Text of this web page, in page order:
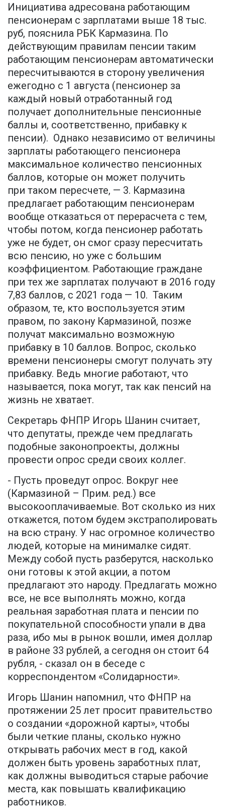
Инициатива адресована работающим
пенсионерам с зарплатами выше 18 тыс.
руб, пояснила РБК Кармазина. По
действующим правилам пенсии таким
работающим пенсионерам автоматически
пересчитываются в сторону увеличения
ежегодно с 1 августа (пенсионер за
каждый новый отработанный год
получает дополнительные пенсионные
баллы и, соответственно, прибавку к
пенсии). Однако независимо от величины
зарплаты работающего пенсионера
максимальное количество пенсионных
баллов, которые он может получить
при таком пересчете, — 3. Кармазина
предлагает работающим пенсионерам
вообще отказаться от перерасчета с тем,
чтобы потом, когда пенсионер работать
уже не будет, он смог сразу пересчитать
всю пенсию, но уже с большим
коэффициентом. Работающие граждане
при тех же зарплатах получают в 2016 году
7,83 баллов, с 2021 года — 10. Таким
образом, те, кто воспользуется этим
правом, по закону Кармазиной, позже
получат максимально возможную
прибавку в 10 баллов. Вопрос, сколько
времени пенсионеры смогут получать эту
прибавку. Ведь многие работают, что
называется, пока могут, так как пенсий на
жизнь не хватает.
Секретарь ФНПР Игорь Шанин считает,
что депутаты, прежде чем предлагать
подобные законопроекты, должны
провести опрос среди своих коллег.
- Пусть проведут опрос. Вокруг нее
(Кармазиной – Прим. ред.) все
высокооплачиваемые. Вот сколько из них
откажется, потом будем экстраполировать
на всю страну. У нас огромное количество
людей, которые на минималке сидят.
Между собой пусть разберутся, насколько
они готовы к этой акции, а потом
предлагают это народу. Предлагать можно
все, не все выполнять можно, когда
реальная заработная плата и пенсии по
покупательной способности упали в два
раза, ибо мы в рынок вошли, имея доллар
в районе 33 рублей, а сегодня он стоит 64
рубля, - сказал он в беседе с
корреспондентом «Солидарности».
Игорь Шанин напомнил, что ФНПР на
протяжении 25 лет просит правительство
о создании «дорожной карты», чтобы
были четкие планы, сколько нужно
открывать рабочих мест в год, какой
должен быть уровень заработных плат,
как должны выводиться старые рабочие
места, как повышать квалификацию
работников.